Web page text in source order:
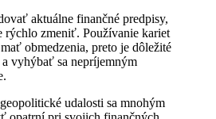
aktuálne finančné predpisy,
rýchlo zmeniť. Používanie kariet
obmedzenia, preto je dôležité
vyhýbať sa nepríjemným
udalosti sa mnohým